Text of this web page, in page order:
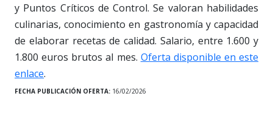
y Puntos Críticos de Control. Se valoran habilidades
culinarias, conocimiento en gastronomía y capacidad
de elaborar recetas de calidad. Salario, entre 1.600 y
1.800 euros brutos al mes. Oferta disponible en este
enlace.
FECHA PUBLICACIÓN OFERTA: 16/02/2026